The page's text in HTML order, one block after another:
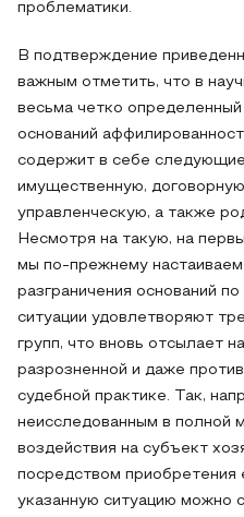
проблематики.
В подтверждение
важным отметить, что в
весьма четко
оснований
содержит в себе
имущественную,
управленческую, а также
Несмотря на такую, на
мы по-прежнему настаиваем
разграничения оснований
ситуации удовлетворяют
групп, что вновь отсылает
разрозненной и даже
судебной практике. Так,
неисследованным в полной
воздействия на субъект
посредством приобретения
указанную ситуацию можно